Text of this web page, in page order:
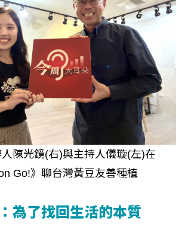
陳光鏡(右)與主持人儀璇(左)在
Go!》聊台灣黃豆友善種植
為了找回生活的本質